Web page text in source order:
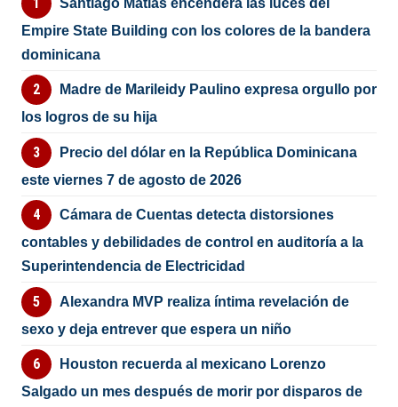
Empire State Building con los colores de la bandera
dominicana
Madre de Marileidy Paulino expresa orgullo por
los logros de su hija
Precio del dólar en la República Dominicana
este viernes 7 de agosto de 2026
Cámara de Cuentas detecta distorsiones
contables y debilidades de control en auditoría a la
Superintendencia de Electricidad
Alexandra MVP realiza íntima revelación de
sexo y deja entrever que espera un niño
Houston recuerda al mexicano Lorenzo
Salgado un mes después de morir por disparos de